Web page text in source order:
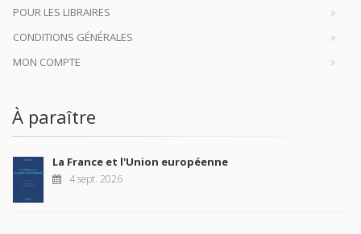
POUR LES LIBRAIRES
CONDITIONS GÉNÉRALES
MON COMPTE
À paraître
La France et l'Union européenne
4 sept. 2026